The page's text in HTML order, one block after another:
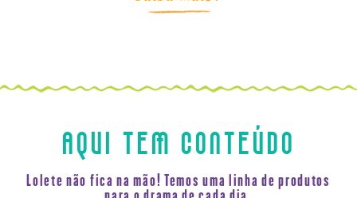
AQUI TEM CONTEÚDO
Lolete não fica na mão! Temos uma linha de produtos
para o drama de cada dia.